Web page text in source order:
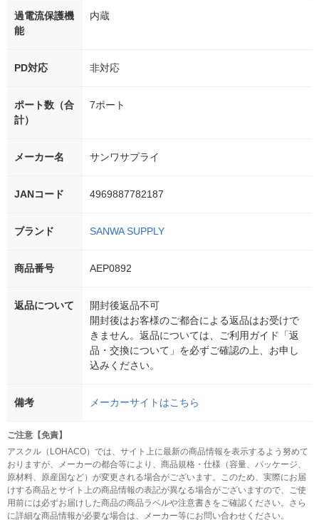
過電流保護機
能
内蔵
PD対応 非対応
ポート数（合
計）
7ポート
メーカー名 サンワサプライ
JANコード 4969887782187
ブランド SANWA SUPPLY
商品番号 AEP0892
返品について
開封後返品不可
開封後はお客様のご都合による返品はお受けで
きません。返品については、ご利用ガイド「返
品・交換について」を必ずご確認の上、お申し
込みください。
備考 メーカーサイトはこちら
ご注意【免責】
アスクル（LOHACO）では、サイト上に最新の商品情報を表示するよう努めて
おりますが、メーカーの都合等により、商品規格・仕様（容量、パッケージ、
原材料、原産国など）が変更される場合がございます。このため、実際にお届
けする商品とサイト上の商品情報の表記が異なる場合がございますので、ご使
用前には必ずお届けした商品の商品ラベルや注意書きをご確認ください。さら
に詳細な商品情報が必要な場合は、メーカー等にお問い合わせください。